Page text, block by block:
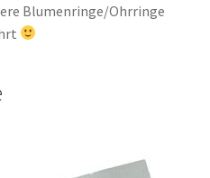
Blumenringe/Ohrringe